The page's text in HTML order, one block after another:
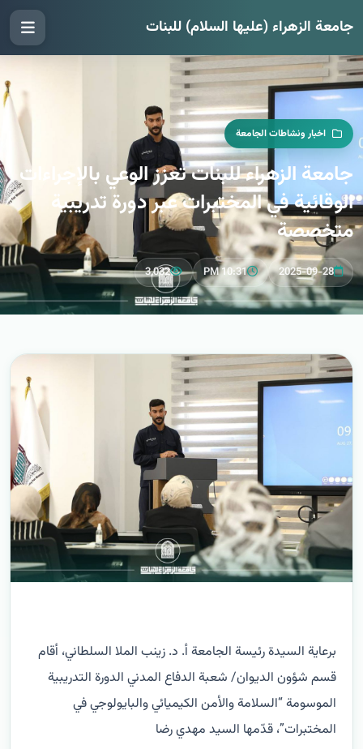
جامعة الزهراء (عليها السلام) للبنات
اخبار ونشاطات الجامعة
جامعة الزهراء للبنات تعزز الوعي بالإجراءات
الوقائية في المختبرات عبر دورة تدريبية
متخصصة
2025-09-28
10:31 PM
3,032
برعاية السيدة رئيسة الجامعة أ. د. زينب الملا السلطاني، أقام
قسم شؤون الديوان/ شعبة الدفاع المدني الدورة التدريبية
الموسومة “السلامة والأمن الكيميائي والبايولوجي في
المختبرات”، قدّمها السيد مهدي رضا